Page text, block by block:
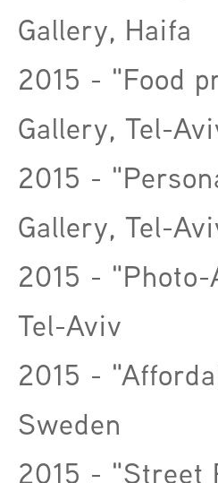
Gallery, Haifa
2015 - "Food
Gallery, Tel-
2015 -
Gallery, Tel-
2015 -
Tel-Aviv
2015 -
Sweden
2015 - "Street